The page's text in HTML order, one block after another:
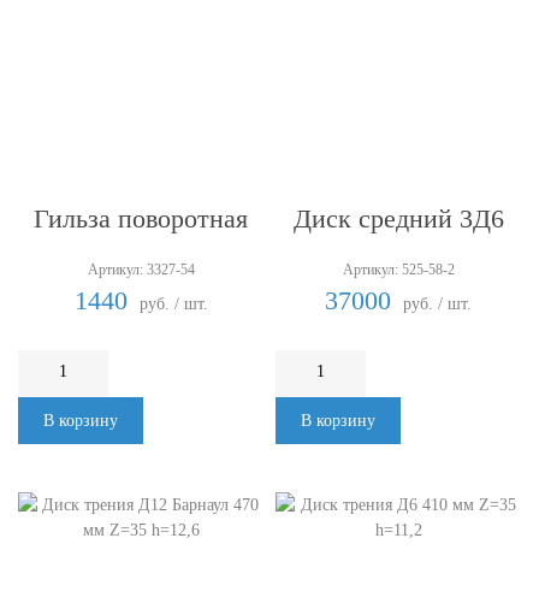
Гильза поворотная
Артикул: 3327-54
1440 руб. / шт.
В корзину
Диск средний 3Д6
Артикул: 525-58-2
37000 руб. / шт.
В корзину